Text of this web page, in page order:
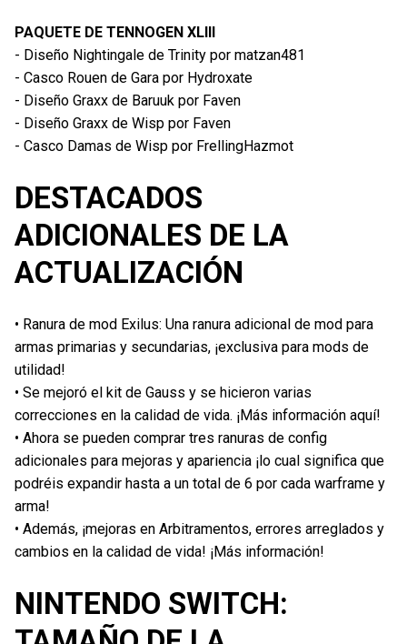
PAQUETE DE TENNOGEN XLIII
- Diseño Nightingale de Trinity por matzan481
- Casco Rouen de Gara por Hydroxate
- Diseño Graxx de Baruuk por Faven
- Diseño Graxx de Wisp por Faven
- Casco Damas de Wisp por FrellingHazmot
DESTACADOS
ADICIONALES DE LA
ACTUALIZACIÓN
• Ranura de mod Exilus: Una ranura adicional de mod para
armas primarias y secundarias, ¡exclusiva para mods de
utilidad!
• Se mejoró el kit de Gauss y se hicieron varias
correcciones en la calidad de vida. ¡Más información aquí!
• Ahora se pueden comprar tres ranuras de config
adicionales para mejoras y apariencia ¡lo cual significa que
podréis expandir hasta a un total de 6 por cada warframe y
arma!
• Además, ¡mejoras en Arbitramentos, errores arreglados y
cambios en la calidad de vida! ¡Más información!
NINTENDO SWITCH: